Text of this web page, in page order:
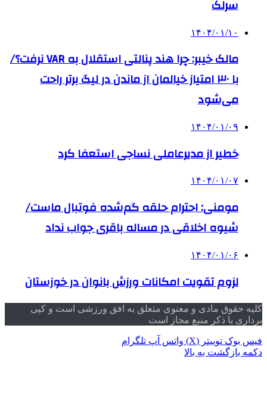
سرلک
۱۴۰۴/۰۱/۱۰
مالک خیبر: چرا هند پنالتی استقلال به VAR نرفت؟/
با ۳۰ امتیاز خیالمان از ماندن در لیگ برتر راحت
می‌شود
۱۴۰۴/۰۱/۰۹
خطیر از مدیرعاملی نساجی استعفا کرد
۱۴۰۴/۰۱/۰۷
مومنی: احترام حلقه گم‌شده فوتبال ماست/
شیوه اخلاقی در مساله باقری جواب نداد
۱۴۰۴/۰۱/۰۶
لزوم تقویت امکانات ورزش بانوان در خوزستان
کلیه حقوق مادی و معنوی متعلق به افق ورزشی است و کپی
برداری با ذکر منبع مجاز است
فیس بوک توییتر (X) واتس آپ تلگرام
دکمه بازگشت به بالا